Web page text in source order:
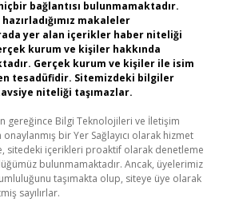
bağlantısı bulunmamaktadır.
makaleler
yer alan içerikler haber niteliği
kurum ve kişiler hakkında
Gerçek kurum ve kişiler ile isim
tesadüfidir. Sitemizdeki bilgiler
niteliği taşımazlar.
gereğince Bilgi Teknolojileri ve İletişim
bir Yer Sağlayıcı olarak hizmet
sitedeki içerikleri proaktif olarak denetleme
bulunmamaktadır. Ancak, üyelerimiz
taşımakta olup, siteye üye olarak
sayılırlar.